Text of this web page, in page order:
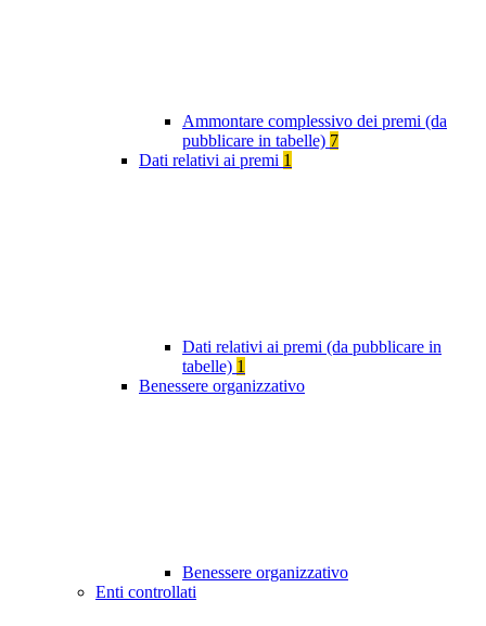
Ammontare complessivo dei premi (da
pubblicare in tabelle) 7
Dati relativi ai premi 1
Dati relativi ai premi (da pubblicare in
tabelle) 1
Benessere organizzativo
Benessere organizzativo
Enti controllati